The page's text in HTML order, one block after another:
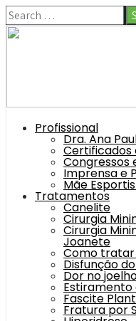
Profissional
Dra. Ana
Certificados
Congressos
Imprensa e
Mãe
Tratamentos
Canelite
Cirurgia
Cirurgia
Joanete
Como tratar
Disfunção
Dor no
Estiramento
Fascite
Fratura por